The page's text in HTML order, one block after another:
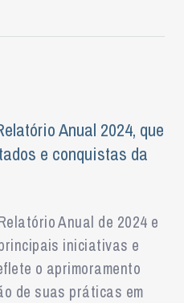
Anual 2024, que
e conquistas da
Anual de 2024 e
iniciativas e
o aprimoramento
de suas práticas em